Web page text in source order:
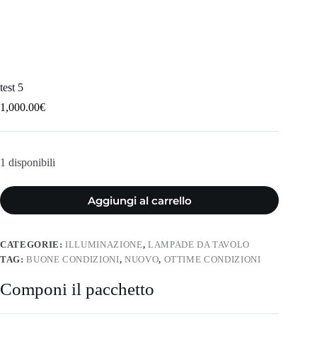
test 5
1,000.00€
1 disponibili
Aggiungi al carrello
CATEGORIE:ILLUMINAZIONE, LAMPADE DA TAVOLO
TAG:BUONE CONDIZIONI, NUOVO, OTTIME CONDIZIONI
Componi il pacchetto